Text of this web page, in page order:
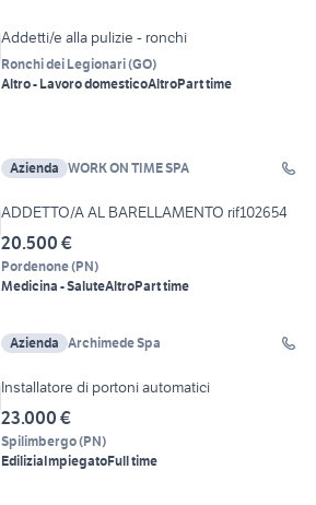
Addetti/e alla pulizie - ronchi
Ronchi dei Legionari(GO)
Altro - Lavoro domesticoAltroPart time
Azienda WORK ON TIME SPA
ADDETTO/A AL BARELLAMENTO rif102654
20.500 €
Pordenone(PN)
Medicina - SaluteAltroPart time
Azienda Archimede Spa
Installatore di portoni automatici
23.000 €
Spilimbergo(PN)
EdiliziaImpiegatoFull time